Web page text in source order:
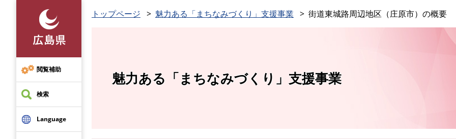
先
頭
で
す
閲覧補助
検索
Language
トップページ 魅力ある「まちなみづくり」支援事業 街道東城路周辺地区（庄原市）の概要
魅力ある「まちなみづくり」支援事業